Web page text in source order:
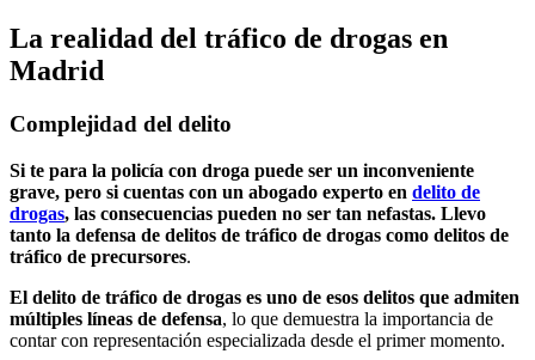
La realidad del tráfico de drogas en
Madrid
Complejidad del delito
Si te para la policía con droga puede ser un inconveniente
grave, pero si cuentas con un abogado experto en delito de
drogas, las consecuencias pueden no ser tan nefastas. Llevo
tanto la defensa de delitos de tráfico de drogas como delitos de
tráfico de precursores.
El delito de tráfico de drogas es uno de esos delitos que admiten
múltiples líneas de defensa, lo que demuestra la importancia de
contar con representación especializada desde el primer momento.